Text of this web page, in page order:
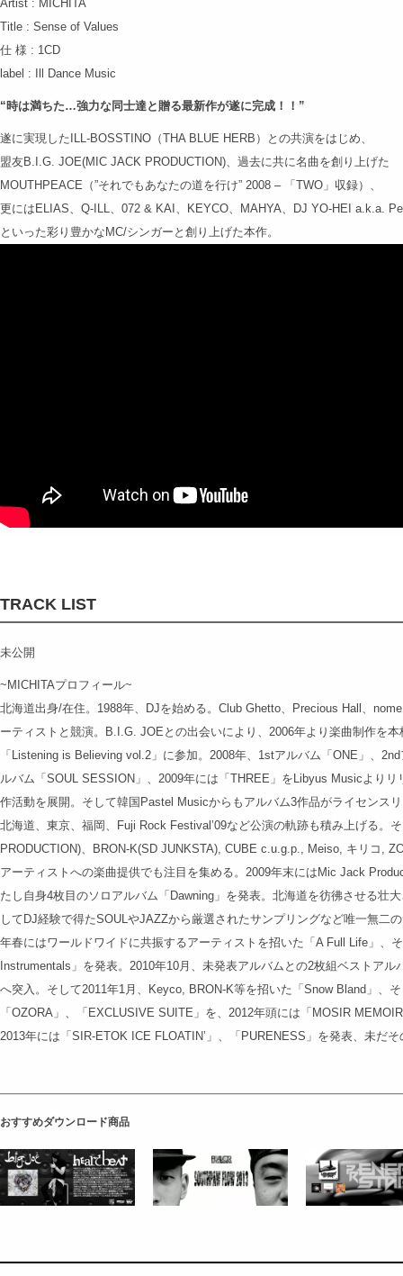
Artist : MICHITA
Title : Sense of Values
仕 様 : 1CD
label : Ill Dance Music
“時は満ちた…強力な同士達と贈る最新作が遂に完成！！”
遂に実現したILL-BOSSTINO（THA BLUE HERB）との共演をはじめ、
盟友B.I.G. JOE(MIC JACK PRODUCTION)、過去に共に名曲を創り上げた
MOUTHPEACE（”それでもあなたの道を行け” 2008 – 「TWO」収録）、
更にはELIAS、Q-ILL、072 & KAI、KEYCO、MAHYA、DJ YO-HEI a.k.a.
といった彩り豊かなMC/シンガーと創り上げた本作。
TRACK LIST
未公開
~MICHITAプロフィール~
北海道出身/在住。1988年、DJを始める。Club Ghetto、Precious Hall、
ーティストと競演。B.I.G. JOEとの出会いにより、2006年より楽曲制作を
「Listening is Believing vol.2」に参加。2008年、1stアルバム「ONE」、
ルバム「SOUL SESSION」、2009年には「THREE」をLibyus Musicより
作活動を展開。そして韓国Pastel Musicからもアルバム3作品がライセンス
北海道、東京、福岡、Fuji Rock Festival’09など公演の軌跡も積み上げる。
PRODUCTION)、BRON-K(SD JUNKSTA), CUBE c.u.g.p., Meiso, キリコ,
アーティストへの楽曲提供でも注目を集める。2009年末にはMic Jack
たし自身4枚目のソロアルバム「Dawning」を発表。北海道を彷彿させる壮
してDJ経験で得たSOULやJAZZから厳選されたサンプリングなど唯一無二
年春にはワールドワイドに共振するアーティストを招いた「A Full Life」、
Instrumentals」を発表。2010年10月、未発表アルバムとの2枚組ベストア
へ突入。そして2011年1月、Keyco, BRON-K等を招いた「Snow Bland」、
「OZORA」、「EXCLUSIVE SUITE」を、2012年頭には「MOSIR
2013年には「SIR-ETOK ICE FLOATIN’」、「PURENESS」を発表、未だ
おすすめダウンロード商品